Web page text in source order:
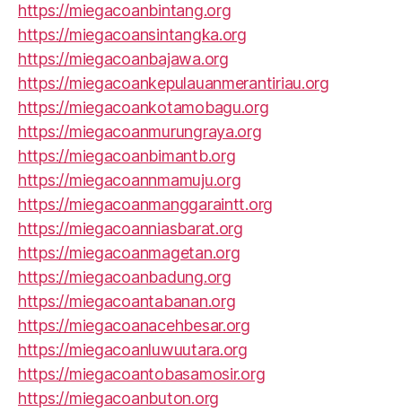
https://miegacoanbintang.org
https://miegacoansintangka.org
https://miegacoanbajawa.org
https://miegacoankepulauanmerantiriau.org
https://miegacoankotamobagu.org
https://miegacoanmurungraya.org
https://miegacoanbimantb.org
https://miegacoannmamuju.org
https://miegacoanmanggaraintt.org
https://miegacoanniasbarat.org
https://miegacoanmagetan.org
https://miegacoanbadung.org
https://miegacoantabanan.org
https://miegacoanacehbesar.org
https://miegacoanluwuutara.org
https://miegacoantobasamosir.org
https://miegacoanbuton.org